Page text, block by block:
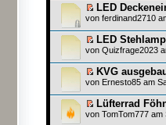
LED
von ferdinand2710
LED
von Quizfrage2023
KVG
von Ernesto85 am
Lüfterrad
von TomTom777 am